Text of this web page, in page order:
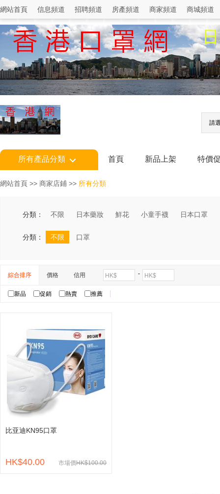
網站首頁 信息頻道 招聘頻道 房產頻道 商家頻道 商城頻道
請
所有產品分類 首頁 新品上架 特價
網站首頁 >> 商家店鋪 >> 所有分類
分類： 不限 日本藥妝 鮮花 小童手襪 日本口罩
分類： 不限 口罩
綜合排序 價格 信用 HK$ - HK$
新品 促銷 熱賣 推薦
比亚迪KN95口罩
市場價HK$100.00
HK$40.00